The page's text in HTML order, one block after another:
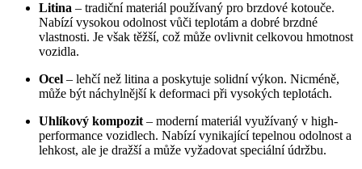
Litina – tradiční materiál používaný pro brzdové kotouče.
Nabízí vysokou odolnost vůči teplotám a dobré brzdné
vlastnosti. Je však těžší, což může ovlivnit celkovou hmotnost
vozidla.
Ocel – lehčí než litina a poskytuje solidní výkon. Nicméně,
může být náchylnější k deformaci při vysokých teplotách.
Uhlíkový kompozit– moderní materiál využívaný v high-
performance vozidlech. Nabízí vynikající tepelnou odolnost a
lehkost, ale je dražší a může vyžadovat speciální údržbu.